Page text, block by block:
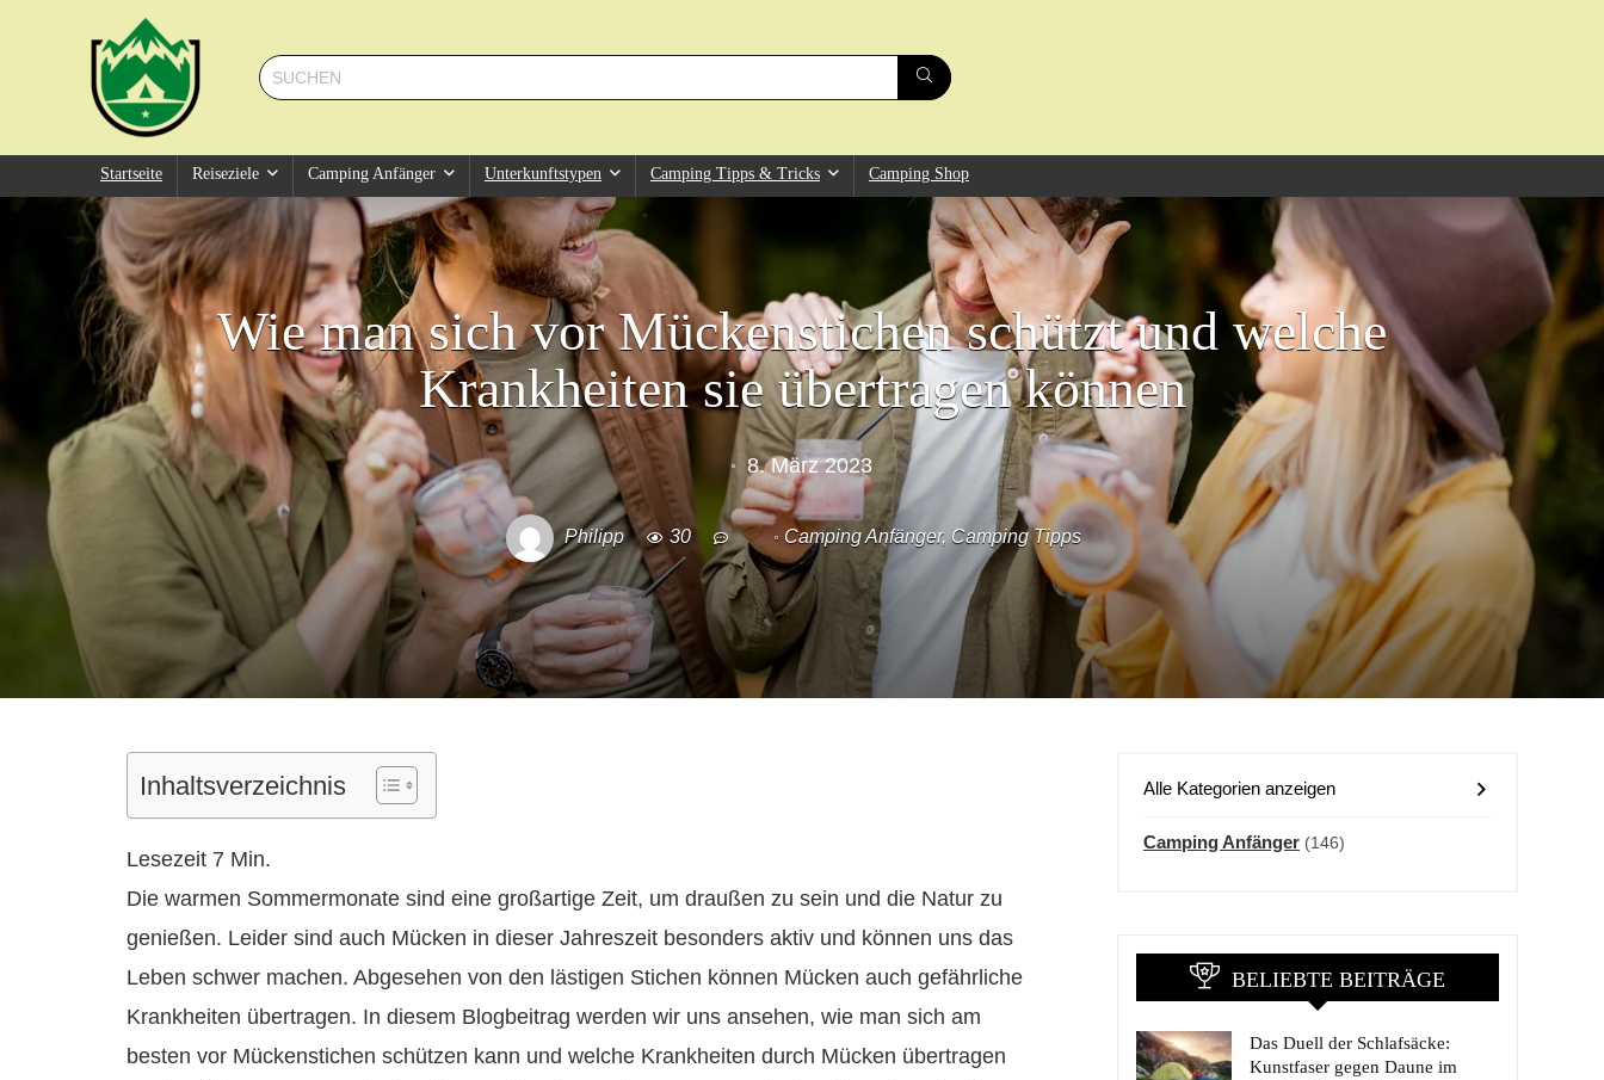
Startseite Reiseziele Camping Anfänger Unterkunftstypen Camping Tipps & Tricks Camping Shop
Wie man sich vor Mückenstichen schützt und welche
Krankheiten sie übertragen können
8. März 2023
Philipp 30 Camping Anfänger, Camping Tipps
Inhaltsverzeichnis
Die warmen Sommermonate sind eine großartige Zeit, um draußen zu sein und die Natur zu
genießen. Leider sind auch Mücken in dieser Jahreszeit besonders aktiv und können uns das
Leben schwer machen. Abgesehen von den lästigen Stichen können Mücken auch gefährliche
Krankheiten übertragen. In diesem Blogbeitrag werden wir uns ansehen, wie man sich am
besten vor Mückenstichen schützen kann und welche Krankheiten durch Mücken übertragen
Alle Kategorien anzeigen
Camping Anfänger (146)
BELIEBTE BEITRÄGE
Das Duell der Schlafsäcke:
Kunstfaser gegen Daune im